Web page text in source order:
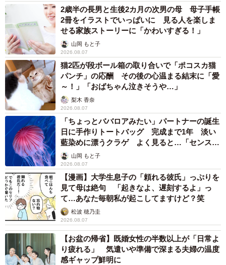
2歳半の長男と生後2カ月の次男の母 母子手帳
2冊をイラストでいっぱいに 見る人を楽しま
せる家族ストーリーに「かわいすぎる！」
山岡 もと子
2026.08.07
猫2匹が段ボール箱の取り合いで「ポコスカ猫
パンチ」の応酬 その後の心温まる結末に「愛
～！」「おばちゃん泣きそうや…」
梨木 香奈
2026.08.07
「ちょっとババロアみたい」パートナーの誕生
日に手作りトートバッグ 完成まで1年 淡い
藍染めに漂うクラゲ よく見ると…「センスす
ごい」山岡 もと子
2026.08.07
【漫画】大学生息子の「頼れる彼氏」っぷりを
見て母は絶句 「起きなよ、遅刻するよ」っ
て…あなた毎朝私が起こしてますけど？笑
松波 穂乃圭
2026.08.07
【お盆の帰省】既婚女性の半数以上が「日常よ
り疲れる」 気遣いや準備で深まる夫婦の温度
感ギャップ鮮明に